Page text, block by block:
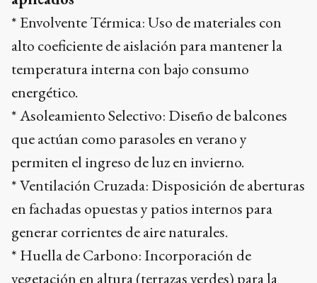
* Envolvente Térmica: Uso de materiales con
alto coeficiente de aislación para mantener la
temperatura interna con bajo consumo
energético.
* Asoleamiento Selectivo: Diseño de balcones
que actúan como parasoles en verano y
permiten el ingreso de luz en invierno.
* Ventilación Cruzada: Disposición de aberturas
en fachadas opuestas y patios internos para
generar corrientes de aire naturales.
* Huella de Carbono: Incorporación de
vegetación en altura (terrazas verdes) para la